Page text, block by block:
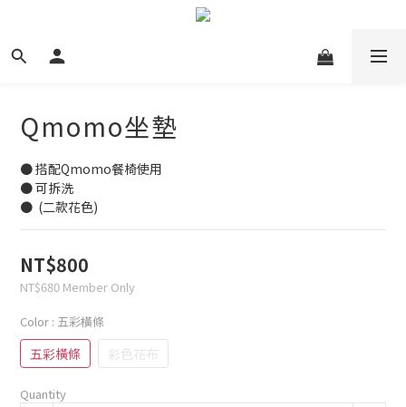
Qmomo坐墊
● 搭配Qmomo餐椅使用
● 可拆洗
●  (二款花色)
NT$800
NT$680 Member Only
Color : 五彩橫條
五彩橫條 彩色花布
Quantity